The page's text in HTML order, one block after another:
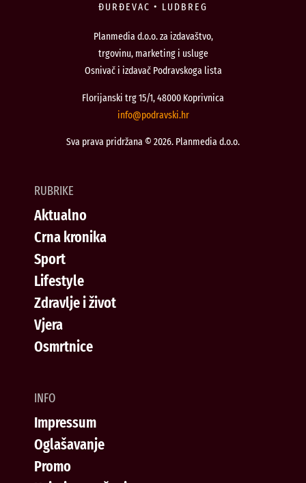
ĐURĐEVAC • LUDBREG
Planmedia d.o.o. za izdavaštvo,
trgovinu, marketing i usluge
Osnivač i izdavač Podravskoga lista
Florijanski trg 15/1, 48000 Koprivnica
rh.iksvardop
@ofni
Sva prava pridržana © 2026. Planmedia d.o.o.
RUBRIKE
Aktualno
Crna kronika
Sport
Lifestyle
Zdravlje i život
Vjera
Osmrtnice
INFO
Impressum
Oglašavanje
Promo